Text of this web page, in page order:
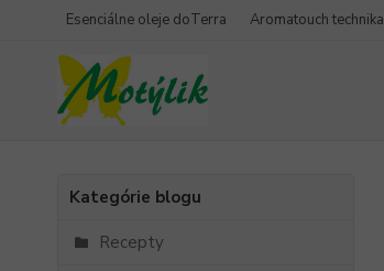
Esenciálne oleje doTerra Aromatouch technika
Kategórie blogu
Recepty